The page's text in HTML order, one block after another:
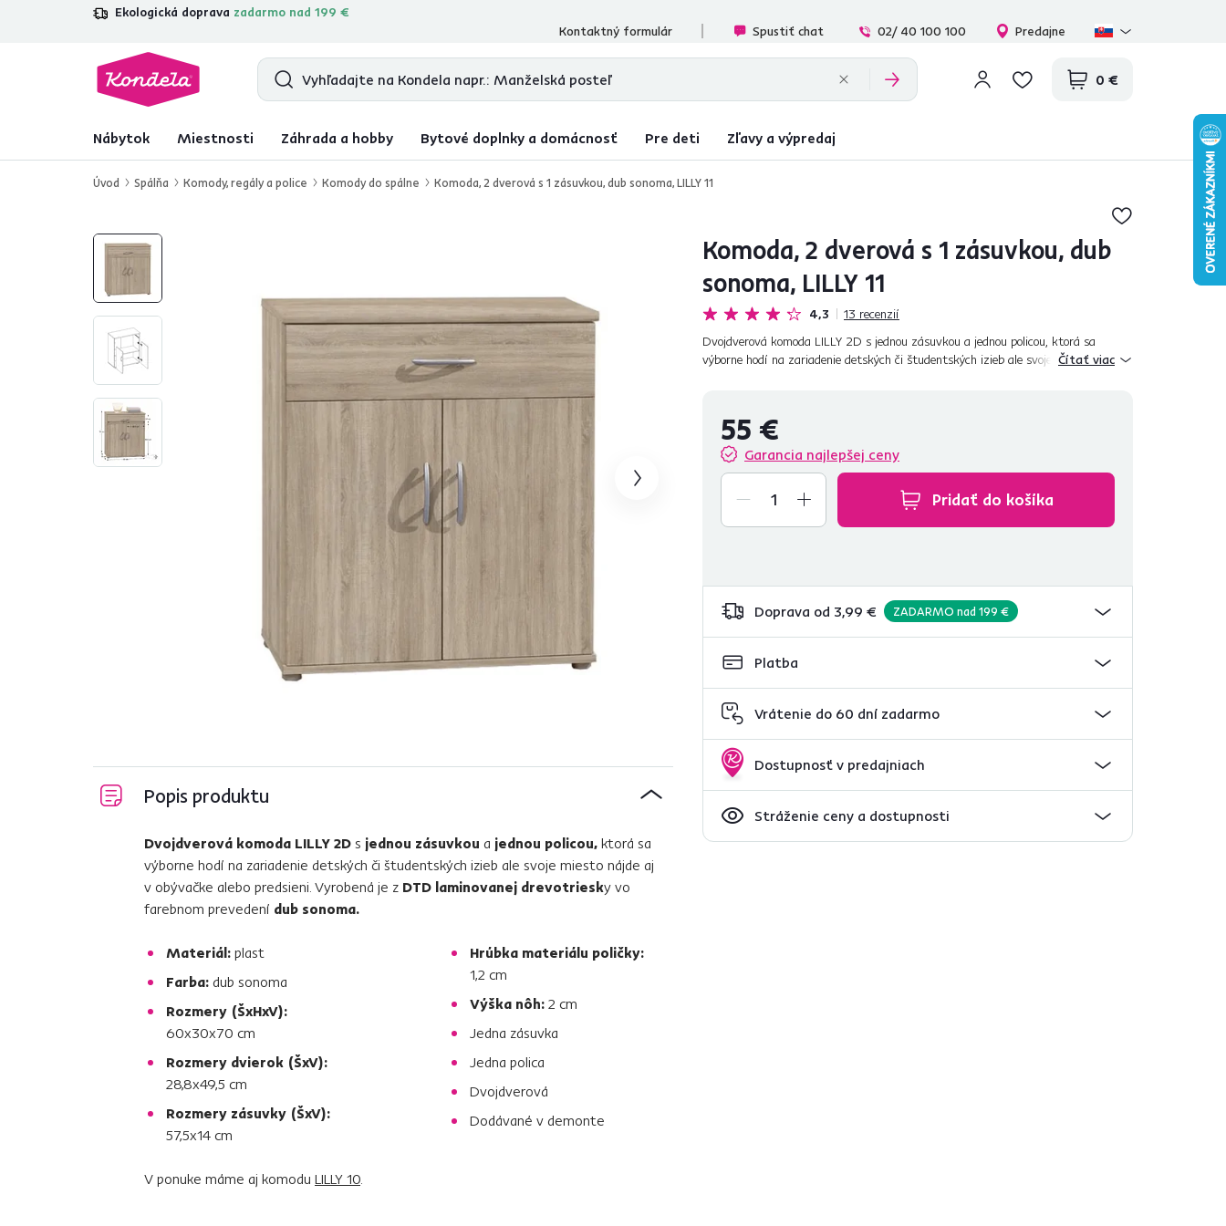
Ekologická doprava zadarmo nad 199 €
4,7 31 333overených produktových recenzií
Kontaktný formulár
Spustiť chat 02/ 40 100 100 Predajne
0 €
Nábytok Miestnosti Záhrada a hobby Bytové doplnky a domácnosť Pre deti Zľavy a výpredaj
Úvod Spálňa Komody, regály a police Komody do spálne Komoda, 2 dverová s 1 zásuvkou, dub sonoma, LILLY 11
Komoda, 2 dverová s 1 zásuvkou, dub
sonoma, LILLY 11
4,3 13 recenzií
Dvojdverová komoda LILLY 2D s jednou zásuvkou a jednou policou, ktorá sa
výborne hodí na zariadenie detských či študentských izieb ale svoje miesto nájde
Čítať viac
55 €
Garancia najlepšej ceny
Pridať do košíka
Doprava od 3,99 € ZADARMO nad 199 €
Platba
Vrátenie do 60 dní zadarmo
Dostupnosť v predajniach
Stráženie ceny a dostupnosti
Popis produktu
Dvojdverová komoda LILLY 2D s jednou zásuvkou a jednou policou, ktorá sa
výborne hodí na zariadenie detských či študentských izieb ale svoje miesto nájde aj
v obývačke alebo predsieni. Vyrobená je z DTD laminovanej drevotriesky vo
farebnom prevedení dub sonoma.
Materiál: plast
Farba: dub sonoma
Rozmery (ŠxHxV):
60x30x70 cm
Rozmery dvierok (ŠxV):
28,8x49,5 cm
Rozmery zásuvky (ŠxV):
57,5x14 cm
Hrúbka materiálu poličky:
1,2 cm
Výška nôh: 2 cm
Jedna zásuvka
Jedna polica
Dvojdverová
Dodávané v demonte
V ponuke máme aj komodu LILLY 10